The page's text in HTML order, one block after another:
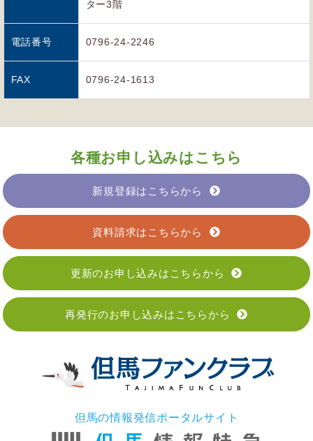
ター3階
電話番号 0796-24-2246
FAX 0796-24-1613
各種お申し込みはこちら
新規登録はこちらから
資料請求はこちらから
更新のお申し込みはこちらから
再発行のお申し込みはこちらから
但馬の情報発信ポータルサイト